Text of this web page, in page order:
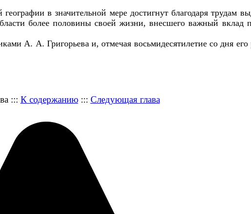
в значительной мере достигнут благодаря трудам
более половины своей жизни, внесшего важный вклад
А. А. Григорьева и, отмечая восьмидесятилетие со дня
::: К содержанию::: Следующая глава